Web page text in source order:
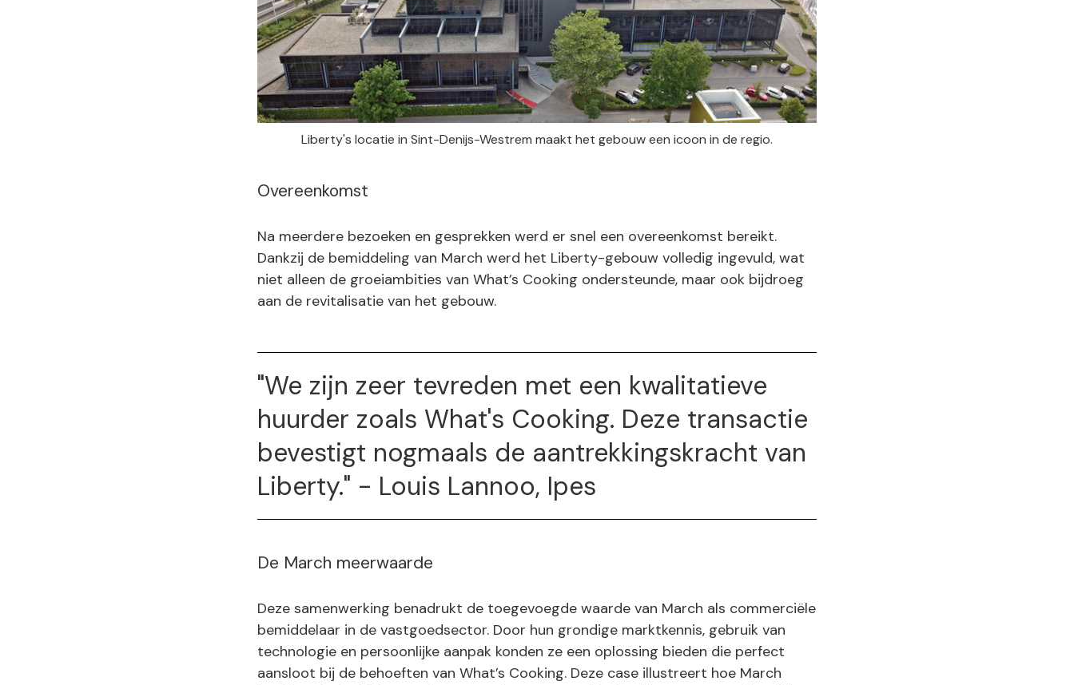
Liberty's locatie in Sint-Denijs-Westrem maakt het gebouw een icoon in de regio.
Overeenkomst
Na meerdere bezoeken en gesprekken werd er snel een overeenkomst bereikt.
Dankzij de bemiddeling van March werd het Liberty-gebouw volledig ingevuld, wat
niet alleen de groeiambities van What’s Cooking ondersteunde, maar ook bijdroeg
aan de revitalisatie van het gebouw.
"We zijn zeer tevreden met een kwalitatieve
huurder zoals What's Cooking. Deze transactie
bevestigt nogmaals de aantrekkingskracht van
Liberty." - Louis Lannoo, Ipes
De March meerwaarde
Deze samenwerking benadrukt de toegevoegde waarde van March als commerciële
bemiddelaar in de vastgoedsector. Door hun grondige marktkennis, gebruik van
technologie en persoonlijke aanpak konden ze een oplossing bieden die perfect
aansloot bij de behoeften van What’s Cooking. Deze case illustreert hoe March